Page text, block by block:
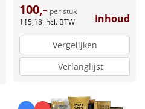
100,- per stuk
115,18 incl. BTW Inhoud
Vergelijken
Verlanglijst